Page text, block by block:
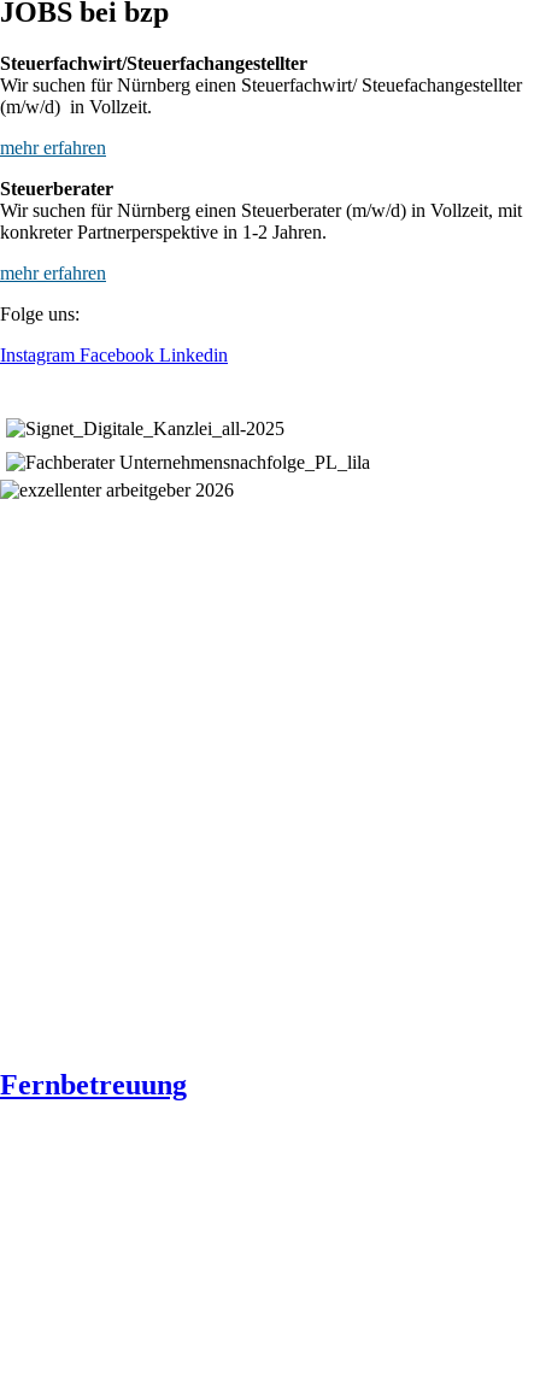
JOBS bei bzp
Steuerfachwirt/Steuerfachangestellter
Wir suchen für Nürnberg einen Steuerfachwirt/ Steuefachangestellter
(m/w/d) in Vollzeit.
mehr erfahren
Steuerberater
Wir suchen für Nürnberg einen Steuerberater (m/w/d) in Vollzeit, mit
konkreter Partnerperspektive in 1-2 Jahren.
mehr erfahren
Folge uns:
Instagram Facebook Linkedin
Fernbetreuung